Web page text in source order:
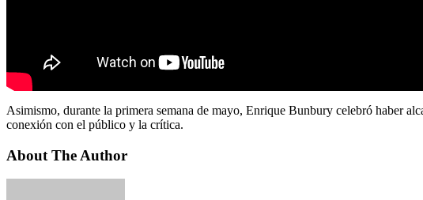
Asimismo, durante la primera semana de mayo, Enrique Bunbury celebró haber
conexión con el público y la crítica.
About The Author